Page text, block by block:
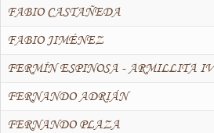
FABIO CASTAÑEDA
FABIO JIMÉNEZ
FERMÍN ESPINOSA - ARMILLITA IV
FERNANDO ADRIÁN
FERNANDO PLAZA